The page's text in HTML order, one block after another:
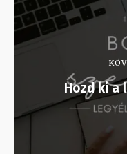
Hozd ki a